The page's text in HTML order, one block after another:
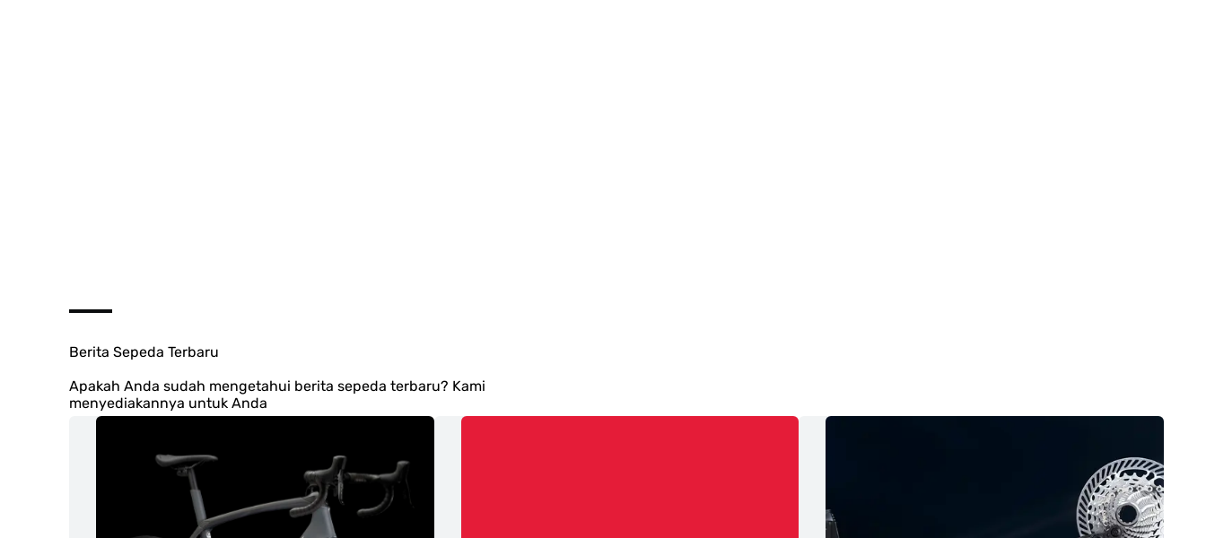
Berita Sepeda Terbaru
Apakah Anda sudah mengetahui berita sepeda terbaru? Kami
menyediakannya untuk Anda